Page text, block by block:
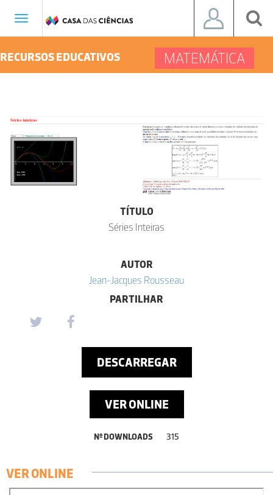
Toggle
RECURSOS EDUCATIVOS MATEMÁTICA
TÍTULO
Séries Inteiras
AUTOR
Jean-Jacques Rousseau
PARTILHAR
DESCARREGAR
VER ONLINE
Nº DOWNLOADS 315
VER ONLINE